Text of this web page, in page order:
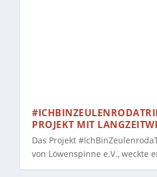
PROJEKT MIT
Das Projekt
von Löwenspinne e.V., weckte